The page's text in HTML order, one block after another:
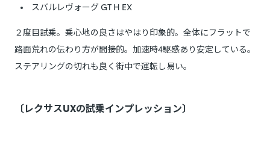
スバルレヴォーグ GT H EX
２度目試乗。乗心地の良さはやはり印象的。全体にフラットで
路面荒れの伝わり方が間接的。加速時4駆感あり安定している。
ステアリングの切れも良く街中で運転し易い。
〔レクサスUXの試乗インプレッション〕